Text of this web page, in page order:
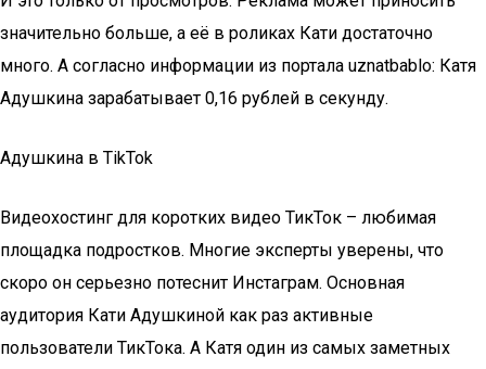
значительно больше, а её в роликах Кати достаточно
много. А согласно информации из портала uznatbablo: Катя
Адушкина зарабатывает 0,16 рублей в секунду.
Адушкина в TikTok
Видеохостинг для коротких видео ТикТок – любимая
площадка подростков. Многие эксперты уверены, что
скоро он серьезно потеснит Инстаграм. Основная
аудитория Кати Адушкиной как раз активные
пользователи ТикТока. А Катя один из самых заметных